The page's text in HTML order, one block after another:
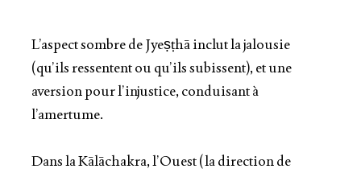
L’aspect sombre de Jyeṣṭhā inclut la jalousie
(qu’ils ressentent ou qu’ils subissent), et une
aversion pour l’injustice, conduisant à
l’amertume.
Dans la Kālāchakra, l’Ouest (la direction de